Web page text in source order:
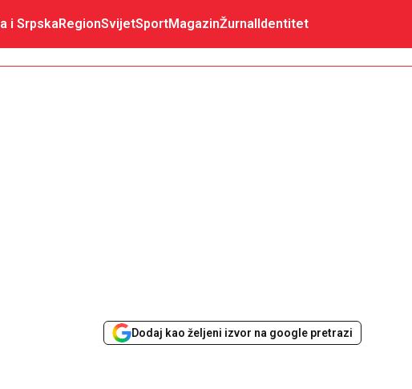
i SrpskaRegionSvijetSportMagazinŽurnalIdentitet
Dodaj kao željeni izvor na google pretrazi